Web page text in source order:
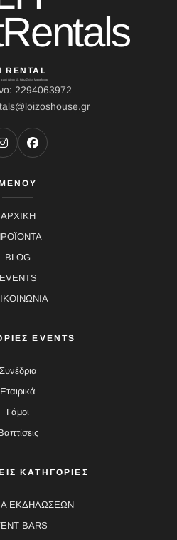
RENTAL
Ιερού Λόχου 10, Κάτω Σούλι, Μαραθώνας
2294063972
ΑΡΧΙΚΗ
BLOG
EVENTS
EVENTS
Συνέδρια
Εταιρικά
Γάμοι
ΚΑΤΗΓΟΡΙΕΣ
ΕΚΔΗΛΩΣΕΩΝ
BARS